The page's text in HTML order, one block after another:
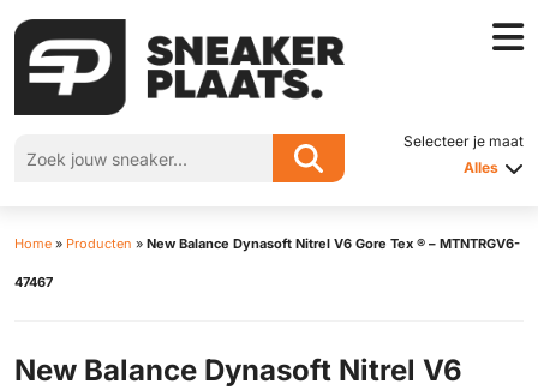
Selecteer je maat
Alles
Home » Producten » New Balance Dynasoft Nitrel V6 Gore Tex ® – MTNTRGV6-
47467
New Balance Dynasoft Nitrel V6